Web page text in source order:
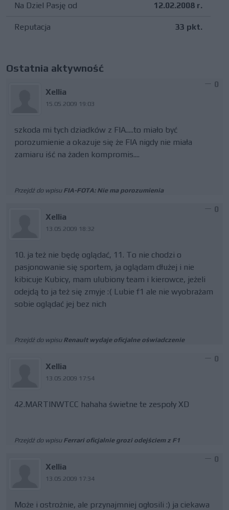
Na Dziel Pasję od 12.02.2008 r.
Reputacja 33 pkt.
Ostatnia aktywność
Xellia
15.05.2009 19:03
0
szkoda mi tych dziadków z FIA.....to miało być
porozumienie a okazuje się że FIA nigdy nie miała
zamiaru iść na żaden kompromis....
Przejdź do wpisu FIA-FOTA: Nie ma porozumienia
Xellia
13.05.2009 18:32
0
10. ja też nie będę oglądać, 11. To nie chodzi o
pasjonowanie się sportem, ja oglądam dłużej i nie
kibicuje Kubicy, mam ulubiony team i kierowce, jeżeli
odejdą to ja też się zmyje :( Lubie f1 ale nie wyobrażam
sobie oglądać jej bez nich
Przejdź do wpisu Renault wydaje oficjalne oświadczenie
Xellia
13.05.2009 17:54
0
42.MARTINWTCC hahaha świetne te zespoły XD
Przejdź do wpisu Ferrari oficjalnie grozi odejściem z F1
Xellia
13.05.2009 17:34
0
Może i ostrożnie, ale przynajmniej ogłosili :) ja ciekawa